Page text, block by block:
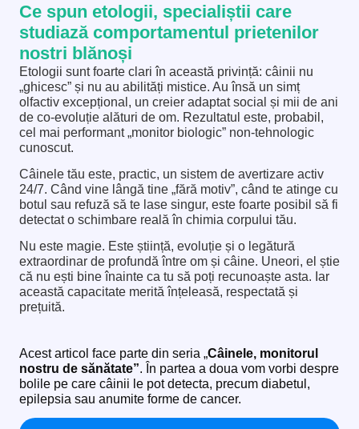
Ce spun etologii, specialiștii care
studiază comportamentul prietenilor
nostri blănoși
Etologii sunt foarte clari în această privință: câinii nu
„ghicesc” și nu au abilități mistice. Au însă un simț
olfactiv excepțional, un creier adaptat social și mii de ani
de co-evoluție alături de om. Rezultatul este, probabil,
cel mai performant „monitor biologic” non-tehnologic
cunoscut.
Câinele tău este, practic, un sistem de avertizare activ
24/7. Când vine lângă tine „fără motiv”, când te atinge cu
botul sau refuză să te lase singur, este foarte posibil să fi
detectat o schimbare reală în chimia corpului tău.
Nu este magie. Este știință, evoluție și o legătură
extraordinar de profundă între om și câine. Uneori, el știe
că nu ești bine înainte ca tu să poți recunoaște asta. Iar
această capacitate merită înțeleasă, respectată și
prețuită.
Acest articol face parte din seria „Câinele, monitorul
nostru de sănătate”. În partea a doua vom vorbi despre
bolile pe care câinii le pot detecta, precum diabetul,
epilepsia sau anumite forme de cancer.